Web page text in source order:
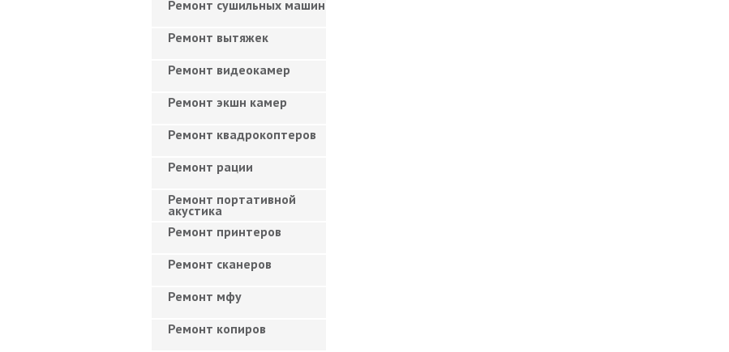
Ремонт сушильных машин
Ремонт вытяжек
Ремонт видеокамер
Ремонт экшн камер
Ремонт квадрокоптеров
Ремонт рации
Ремонт портативной
акустика
Ремонт принтеров
Ремонт сканеров
Ремонт мфу
Ремонт копиров